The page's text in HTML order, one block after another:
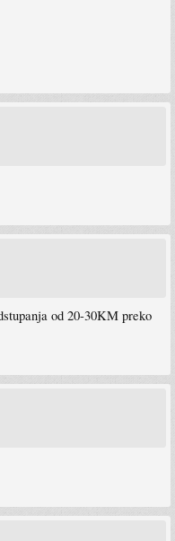
od 20-30KM preko